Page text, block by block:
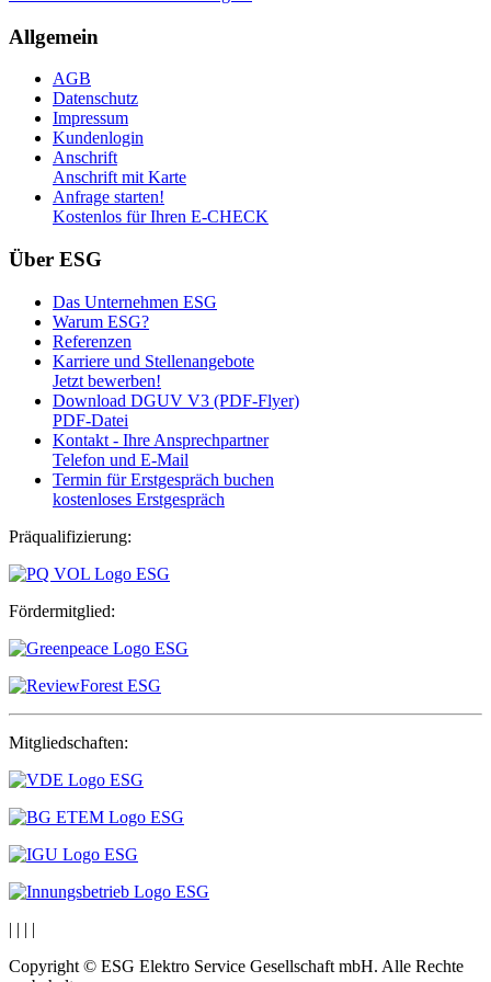
Allgemein
AGB
Datenschutz
Impressum
Kundenlogin
Anschrift
Anschrift mit Karte
Anfrage starten!
Kostenlos für Ihren E-CHECK
Über ESG
Das Unternehmen ESG
Warum ESG?
Referenzen
Karriere und Stellenangebote
Jetzt bewerben!
Download DGUV V3 (PDF-Flyer)
PDF-Datei
Kontakt - Ihre Ansprechpartner
Telefon und E-Mail
Termin für Erstgespräch buchen
kostenloses Erstgespräch
Präqualifizierung:
Fördermitglied:
Mitgliedschaften:
| | | |
Copyright © ESG Elektro Service Gesellschaft mbH. Alle Rechte